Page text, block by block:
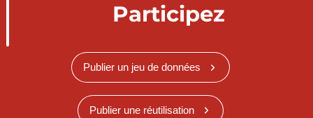
Participez
Publier un jeu de données
Publier une réutilisation